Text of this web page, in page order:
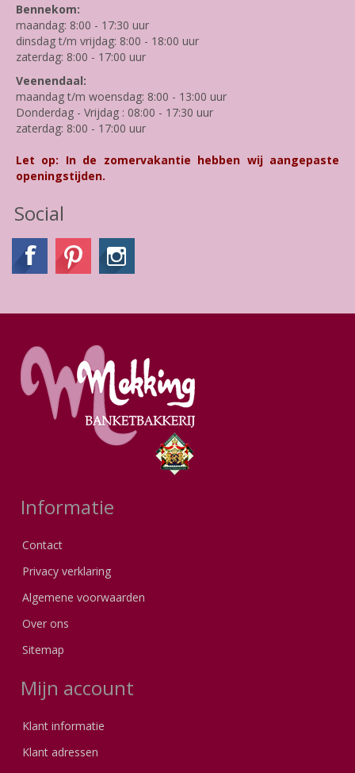
Bennekom:
maandag: 8:00 - 17:30 uur
dinsdag t/m vrijdag: 8:00 - 18:00 uur
zaterdag: 8:00 - 17:00 uur
Veenendaal:
maandag t/m woensdag: 8:00 - 13:00 uur
Donderdag - Vrijdag : 08:00 - 17:30 uur
zaterdag: 8:00 - 17:00 uur
Let op: In de zomervakantie hebben wij aangepaste
openingstijden.
Social
Informatie
Contact
Privacy verklaring
Algemene voorwaarden
Over ons
Sitemap
Mijn account
Klant informatie
Klant adressen